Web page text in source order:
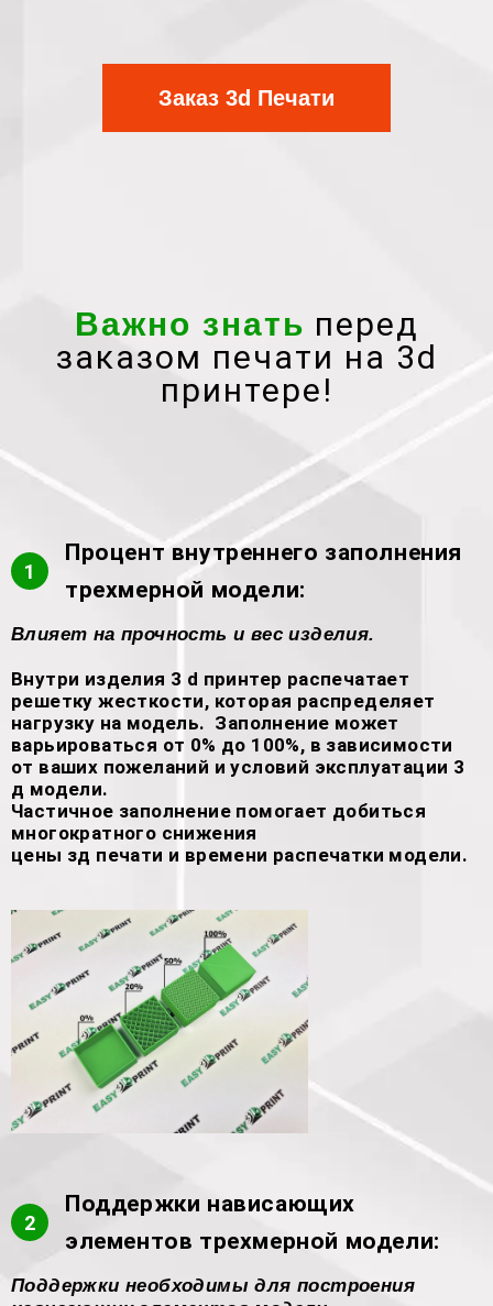
Заказ 3d Печати
Важно знать перед
заказом печати на 3d
принтере!
1
Процент внутреннего заполнения
трехмерной модели:
Влияет на прочность и вес изделия.
Внутри изделия 3 d принтер распечатает
решетку жесткости, которая распределяет
нагрузку на модель. Заполнение может
варьироваться от 0% до 100%, в зависимости
от ваших пожеланий и условий эксплуатации 3
д модели.
Частичное заполнение помогает добиться
многократного снижения
цены зд печати и времени распечатки модели.
2
Поддержки нависающих
элементов трехмерной модели:
Поддержки необходимы для построения